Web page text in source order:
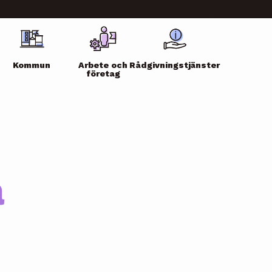
Kommun
Arbete och
företag
Rådgivningstjänster